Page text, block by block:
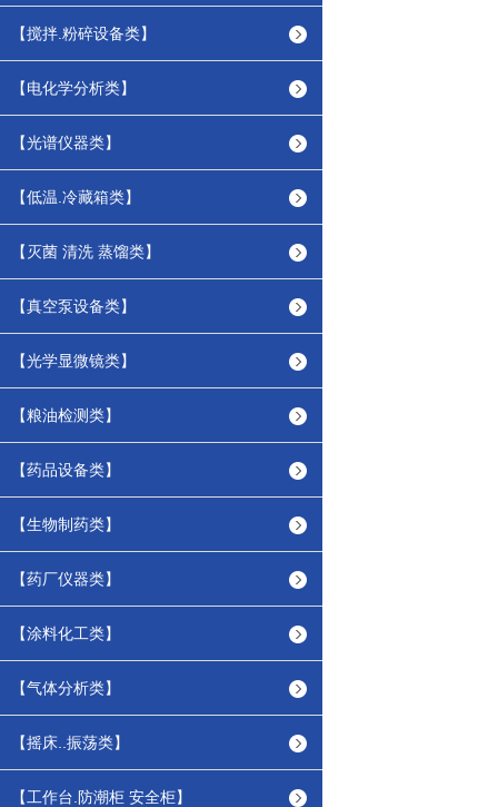
【搅拌.粉碎设备类】
【电化学分析类】
【光谱仪器类】
【低温.冷藏箱类】
【灭菌 清洗 蒸馏类】
【真空泵设备类】
【光学显微镜类】
【粮油检测类】
【药品设备类】
【生物制药类】
【药厂仪器类】
【涂料化工类】
【气体分析类】
【摇床..振荡类】
【工作台.防潮柜 安全柜】